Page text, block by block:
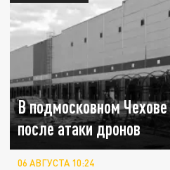
В подмосковном
после атаки дронов
06 АВГУСТА 10:24